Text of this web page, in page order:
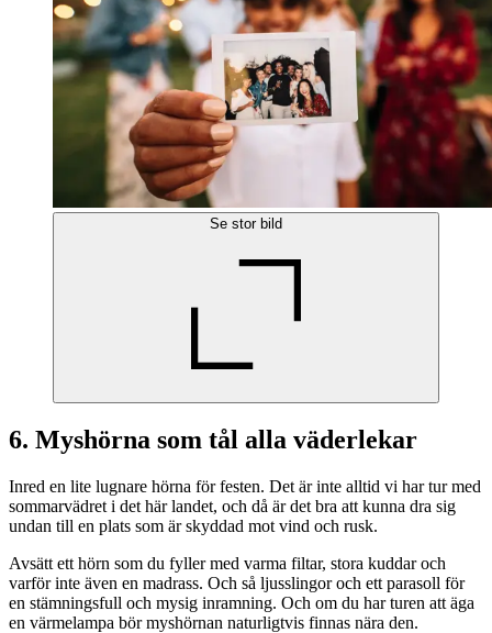
Se stor bild
6. Myshörna som tål alla väderlekar
Inred en lite lugnare hörna för festen. Det är inte alltid vi har tur med
sommarvädret i det här landet, och då är det bra att kunna dra sig
undan till en plats som är skyddad mot vind och rusk.
Avsätt ett hörn som du fyller med varma filtar, stora kuddar och
varför inte även en madrass. Och så ljusslingor och ett parasoll för
en stämningsfull och mysig inramning. Och om du har turen att äga
en värmelampa bör myshörnan naturligtvis finnas nära den.